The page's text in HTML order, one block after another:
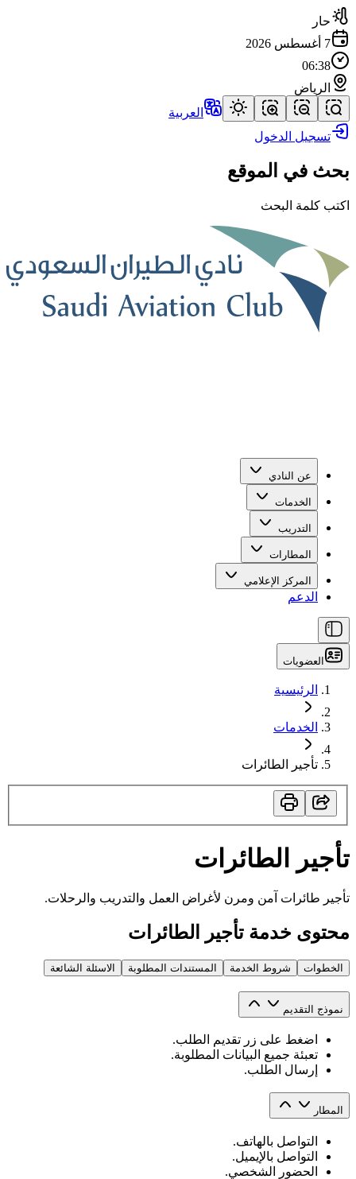
حار
7 أغسطس 2026
06:38
الرياض
العربية
تسجيل الدخول
بحث في الموقع
اكتب كلمة البحث
عن النادي
الخدمات
التدريب
المطارات
المركز الإعلامي
الدعم
العضويات
الرئيسية
الخدمات
تأجير الطائرات
تأجير الطائرات
تأجير طائرات آمن ومرن لأغراض العمل والتدريب والرحلات.
محتوى خدمة تأجير الطائرات
الخطوات شروط الخدمة المستندات المطلوبة الاسئلة الشائعة
نموذج التقديم
اضغط على زر تقديم الطلب.
تعبئة جميع البيانات المطلوبة.
إرسال الطلب.
المطار
التواصل بالهاتف.
التواصل بالإيميل.
الحضور الشخصي.